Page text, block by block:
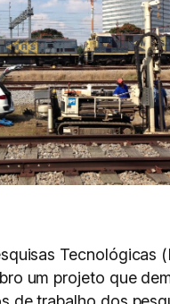
Tecnológicas
um projeto que